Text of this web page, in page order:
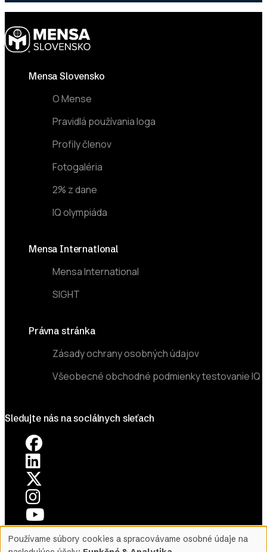
FooterMensa Slovensko
O Mense
Pravidlá používania loga
Profily členov
Fotogaléria
2% z dane
IQ olympiáda
Mensa International
Mensa International
SIGHT
Právna stránka
Zásady ochrany osobných údajov
Všeobecné obchodné podmienky testovanie IQ
Sledujte nás na sociálnych sieťach
©2026 Mensa Slovensko. All Rights Reserved.
Používame súbory cookies a spracovávame osobné údaje na